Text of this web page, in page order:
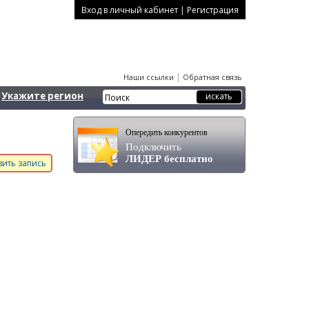
Вход в личный кабинет | Регистрация
Наши ссылки | Обратная связь
Укажите регион
запись
Опередить конкурентов
Подключить
ЛИДЕР бесплатно